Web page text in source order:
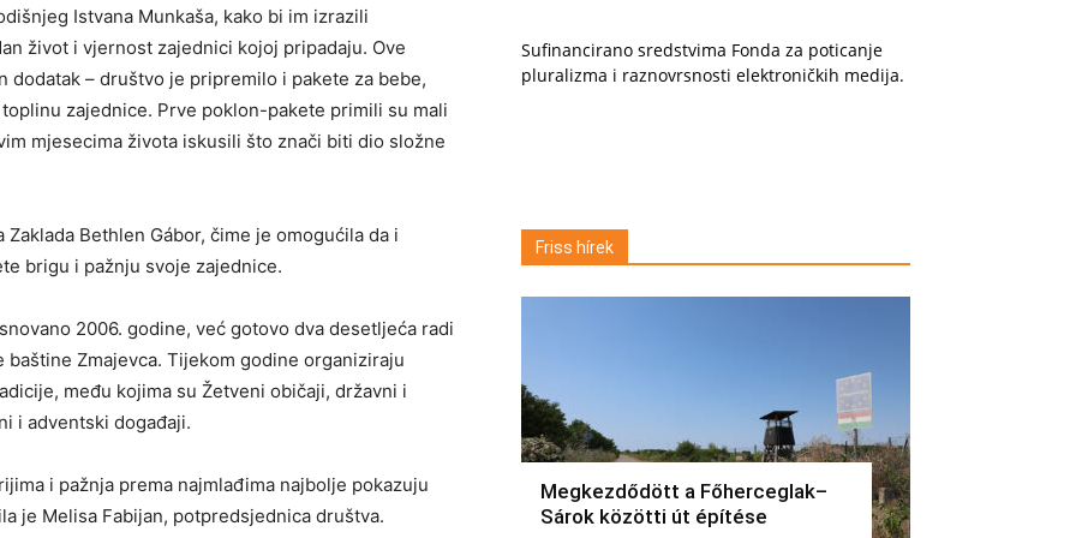
Istvana Munkaša, kako bi im izrazili
život i vjernost zajednici kojoj pripadaju. Ove
dodatak – društvo je pripremilo i pakete za bebe,
zajednice. Prve poklon-pakete primili su mali
mjesecima života iskusili što znači biti dio složne
Bethlen Gábor, čime je omogućila da i
brigu i pažnju svoje zajednice.
2006. godine, već gotovo dva desetljeća radi
Zmajevca. Tijekom godine organiziraju
među kojima su Žetveni običaji, državni i
i adventski događaji.
i pažnja prema najmlađima najbolje pokazuju
je Melisa Fabijan, potpredsjednica društva.
Sufinancirano sredstvima Fonda za poticanje
pluralizma i raznovrsnosti elektroničkih medija.
Friss hírek
Megkezdődött a Főherceglak–
Sárok közötti út építése